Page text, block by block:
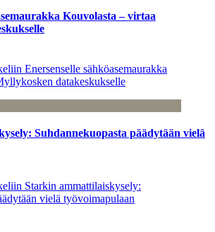
Kouvolasta – virtaa
Enersenselle sähköasemaurakka
datakeskukselle
Suhdannekuopasta päädytään vielä
Starkin ammattilaiskysely:
vielä työvoimapulaan